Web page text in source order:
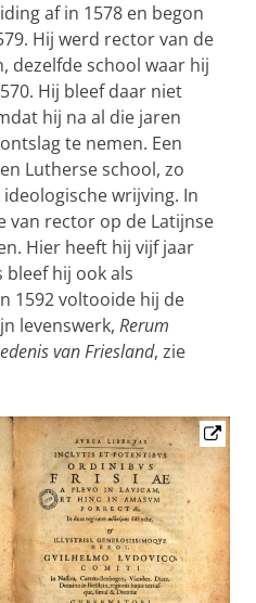
af in 1578 en begon
Hij werd rector van de
dezelfde school waar hij
Hij bleef daar niet
hij na al die jaren
te nemen. Een
Lutherse school, zo
wrijving. In
van rector op de Latijnse
Hier heeft hij vijf jaar
bleef hij ook als
1592 voltooide hij de
levenswerk, Rerum
van Friesland, zie